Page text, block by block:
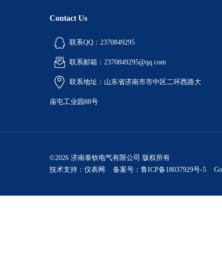
Contact Us
联系QQ：2370849295
联系邮箱：2370849295@qq.com
联系地址：山东省济南市市中区二环西路大
庙屯工业园88号
©2026 济南泰钦电气有限公司 版权所有
技术支持： 仪表网 备案号：鲁ICP备18037929号-5